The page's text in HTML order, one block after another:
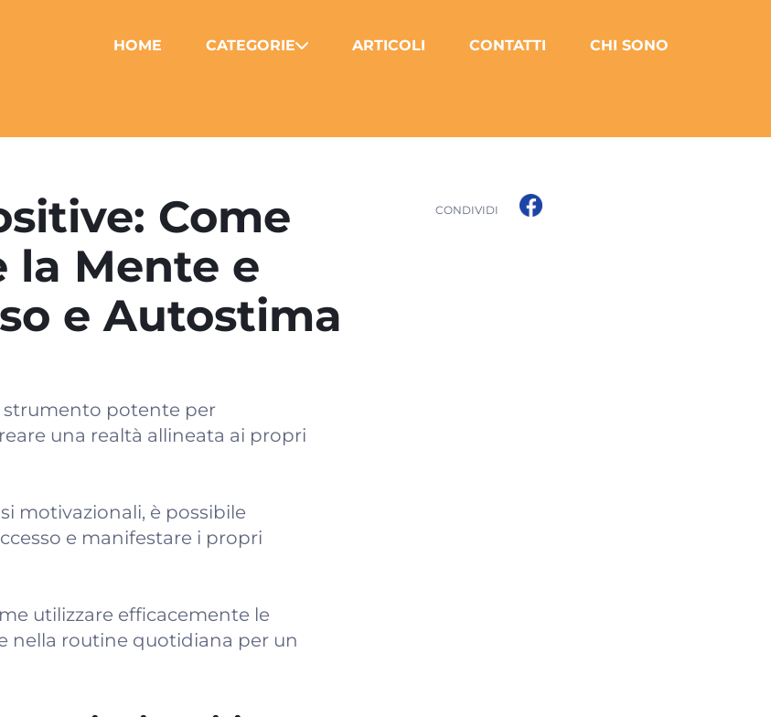
HOME CATEGORIE ARTICOLI CONTATTI CHI SONO
Come
la Mente e
e Autostima
strumento potente per
una realtà allineata ai propri
motivazionali, è possibile
e manifestare i propri
utilizzare efficacemente le
nella routine quotidiana per un
CONDIVIDI